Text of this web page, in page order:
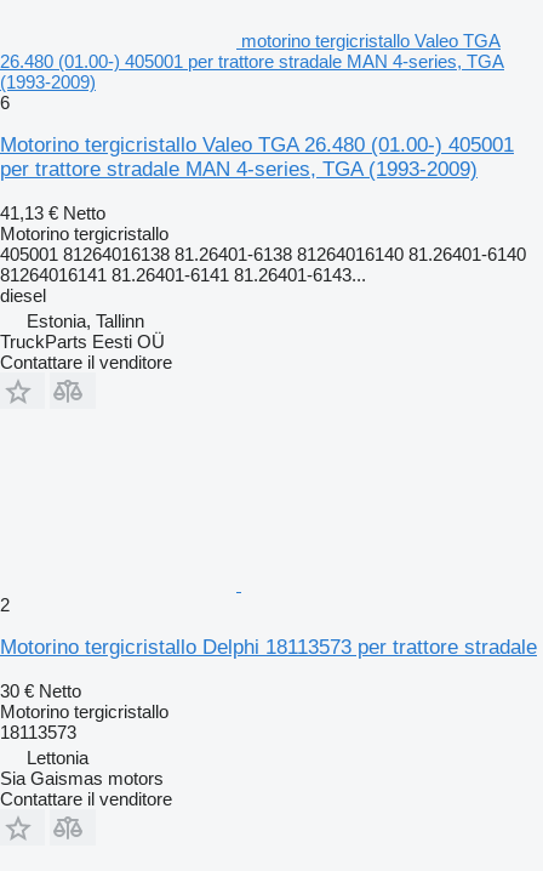
motorino tergicristallo Valeo TGA
26.480 (01.00-) 405001 per trattore stradale MAN 4-series, TGA
(1993-2009)
6
Motorino tergicristallo Valeo TGA 26.480 (01.00-) 405001
per trattore stradale MAN 4-series, TGA (1993-2009)
41,13 € Netto
Motorino tergicristallo
405001 81264016138 81.26401-6138 81264016140 81.26401-6140
81264016141 81.26401-6141 81.26401-6143...
diesel
Estonia, Tallinn
TruckParts Eesti OÜ
Contattare il venditore
2
Motorino tergicristallo Delphi 18113573 per trattore stradale
30 € Netto
Motorino tergicristallo
18113573
Lettonia
Sia Gaismas motors
Contattare il venditore